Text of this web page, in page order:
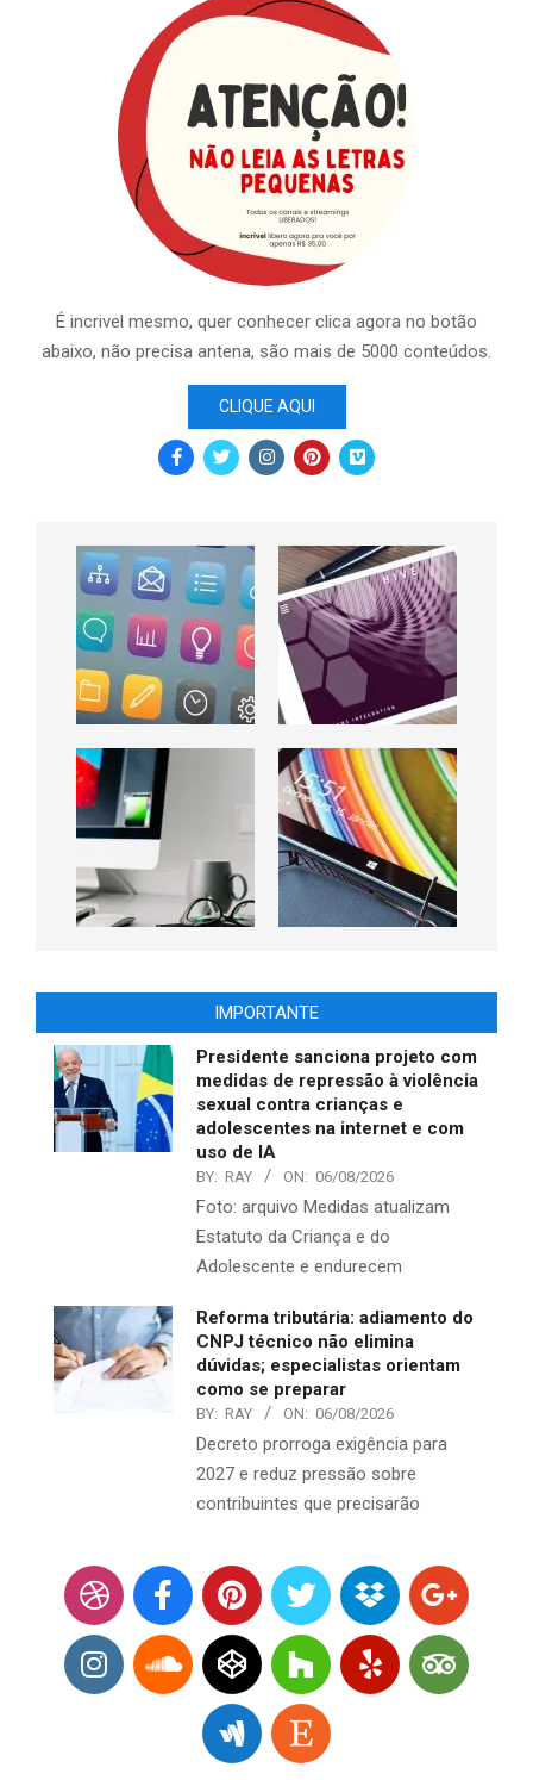
É incrivel mesmo, quer conhecer clica agora no botão
abaixo, não precisa antena, são mais de 5000 conteúdos.
CLIQUE AQUI
IMPORTANTE
Presidente sanciona projeto com
medidas de repressão à violência
sexual contra crianças e
adolescentes na internet e com
uso de IA
BY: RAY ON: 06/08/2026
Foto: arquivo Medidas atualizam
Estatuto da Criança e do
Adolescente e endurecem
Reforma tributária: adiamento do
CNPJ técnico não elimina
dúvidas; especialistas orientam
como se preparar
BY: RAY ON: 06/08/2026
Decreto prorroga exigência para
2027 e reduz pressão sobre
contribuintes que precisarão